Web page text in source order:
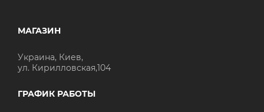
МАГАЗИН
Украина, Киев,
ул. Кирилловская,104
ГРАФИК РАБОТЫ